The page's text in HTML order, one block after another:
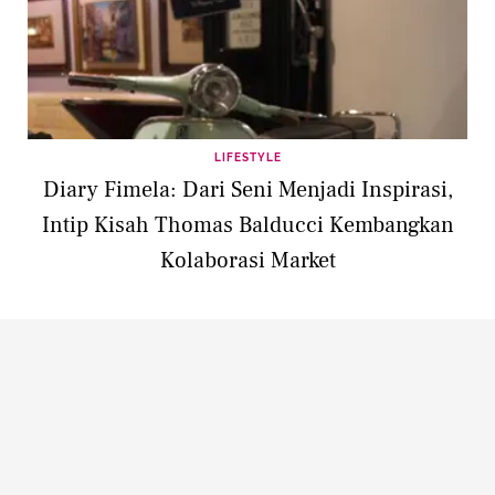
LIFESTYLE
Diary Fimela: Dari Seni Menjadi Inspirasi,
Intip Kisah Thomas Balducci Kembangkan
Kolaborasi Market